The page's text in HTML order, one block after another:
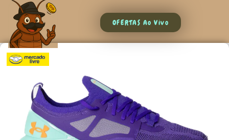
OFERTAS Ao Vivo